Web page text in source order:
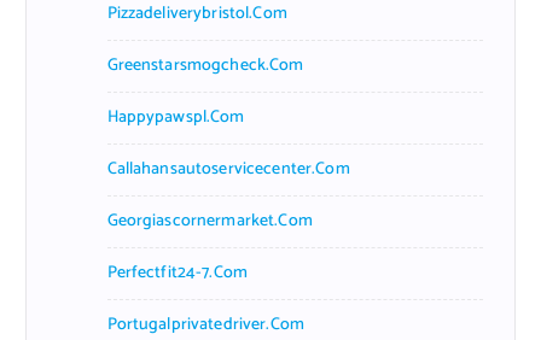
Pizzadeliverybristol.com
Greenstarsmogcheck.com
Happypawspl.com
Callahansautoservicecenter.com
Georgiascornermarket.com
Perfectfit24-7.com
Portugalprivatedriver.com